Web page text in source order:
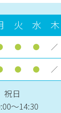
火 水 木
● ● ／
● ● ／
祝日
〜14:30